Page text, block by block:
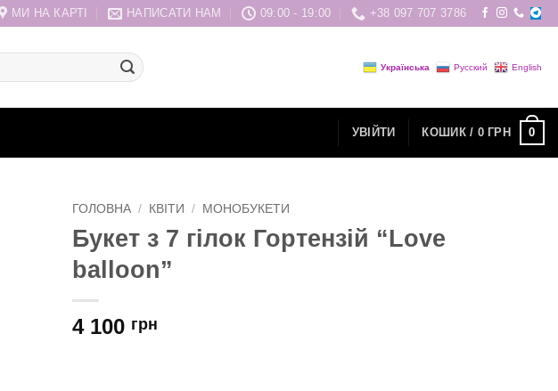
МИ НА КАРТІ НАПИСАТИ НАМ 09:00 - 19:00 +38 097 707 3786
Українська Русский English
УВІЙТИ КОШИК / 0 ГРН 0
ГОЛОВНА / КВІТИ / МОНОБУКЕТИ
Букет з 7 гілок Гортензій “Love
balloon”
4 100 грн